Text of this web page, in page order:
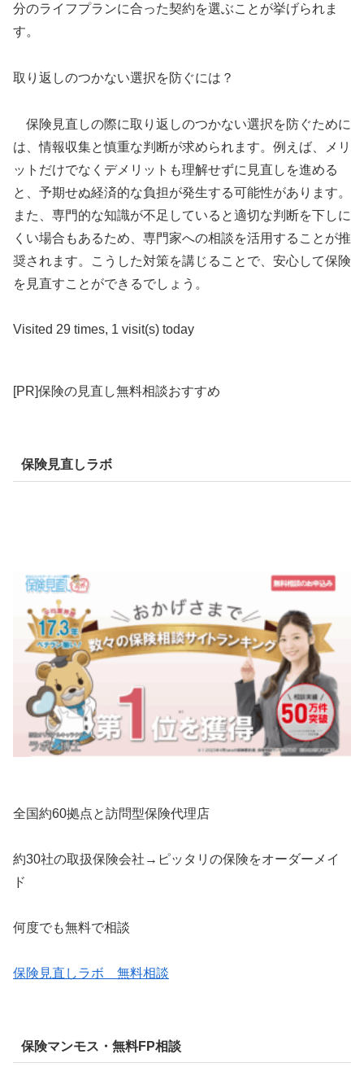
分のライフプランに合った契約を選ぶことが挙げられま
す。
取り返しのつかない選択を防ぐには？
保険見直しの際に取り返しのつかない選択を防ぐために
は、情報収集と慎重な判断が求められます。例えば、メリ
ットだけでなくデメリットも理解せずに見直しを進める
と、予期せぬ経済的な負担が発生する可能性があります。
また、専門的な知識が不足していると適切な判断を下しに
くい場合もあるため、専門家への相談を活用することが推
奨されます。こうした対策を講じることで、安心して保険
を見直すことができるでしょう。
Visited 29 times, 1 visit(s) today
[PR]保険の見直し無料相談おすすめ
保険見直しラボ
全国約60拠点と訪問型保険代理店
約30社の取扱保険会社→ピッタリの保険をオーダーメイ
ド
何度でも無料で相談
保険見直しラボ 無料相談
保険マンモス・無料FP相談